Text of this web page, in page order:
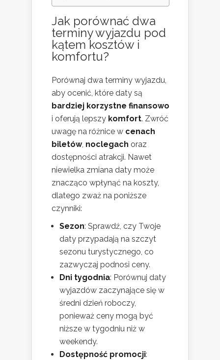
Jak porównać dwa
terminy wyjazdu pod
kątem kosztów i
komfortu?
Porównaj dwa terminy wyjazdu,
aby ocenić, które daty są
bardziej korzystne finansowo
i oferują lepszy komfort. Zwróć
uwagę na różnice w cenach
biletów, noclegach oraz
dostępności atrakcji. Nawet
niewielka zmiana daty może
znacząco wpłynąć na koszty,
dlatego zważ na poniższe
czynniki:
Sezon: Sprawdź, czy Twoje
daty przypadają na szczyt
sezonu turystycznego, co
zazwyczaj podnosi ceny.
Dni tygodnia: Porównuj daty
wyjazdów zaczynające się w
średni dzień roboczy,
ponieważ ceny mogą być
niższe w tygodniu niż w
weekendy.
Dostępność promocji: